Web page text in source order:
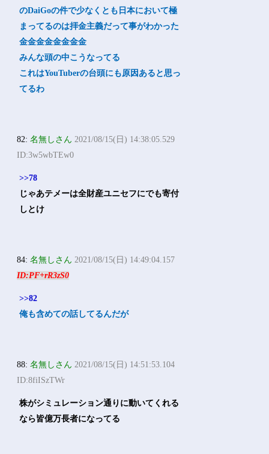
のDaiGoの件で少なくとも日本において極
まってるのは拝金主義だって事がわかった
金金金金金金金金
みんな頭の中こうなってる
これはYouTuberの台頭にも原因あると思っ
てるわ
82:名無しさん 2021/08/15(日) 14:38:05.529
ID:3w5wbTEw0
>>78
じゃあテメーは全財産ユニセフにでも寄付
しとけ
84:名無しさん 2021/08/15(日) 14:49:04.157
ID:PF+rR3zS0
>>82
俺も含めての話してるんだが
88:名無しさん 2021/08/15(日) 14:51:53.104
ID:8fiISzTWr
株がシミュレーション通りに動いてくれる
なら皆億万長者になってる